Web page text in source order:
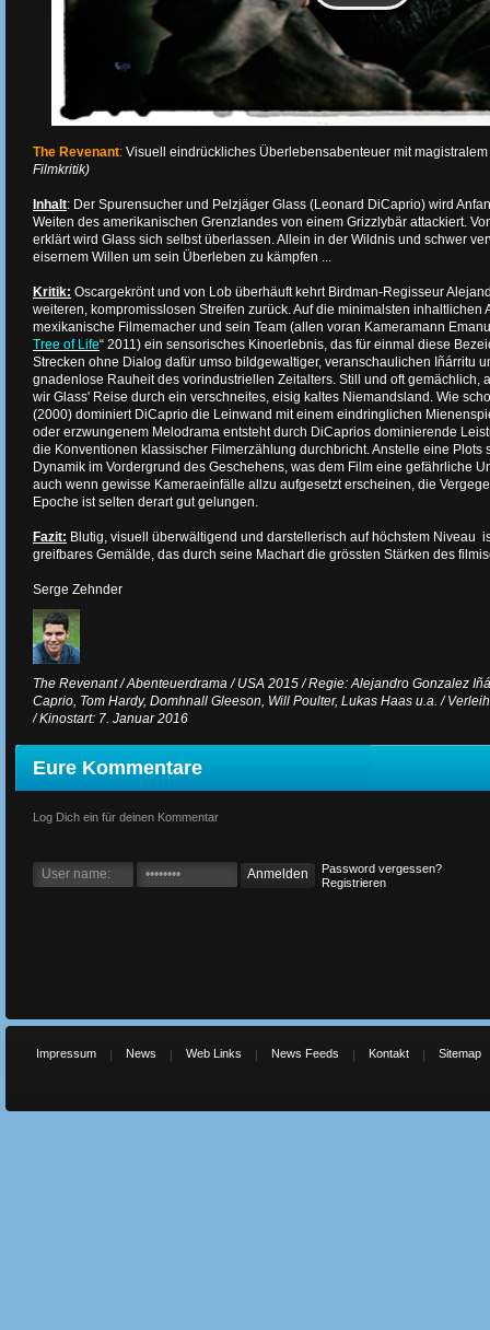
The Revenant: Visuell eindrückliches Überlebensabenteuer mit
Filmkritik)
Inhalt: Der Spurensucher und Pelzjäger Glass (Leonard DiCaprio) wird
Weiten des amerikanischen Grenzlandes von einem Grizzlybär attackiert.
erklärt wird Glass sich selbst überlassen. Allein in der Wildnis und schwer
eisernem Willen um sein Überleben zu kämpfen ...
Kritik: Oscargekrönt und von Lob überhäuft kehrt Birdman-Regisseur
weiteren, kompromisslosen Streifen zurück. Auf die minimalsten inhaltlichen
mexikanische Filmemacher und sein Team (allen voran Kameramann
Tree of Life“ 2011) ein sensorisches Kinoerlebnis, das für einmal diese
Strecken ohne Dialog dafür umso bildgewaltiger, veranschaulichen Iñárritu
gnadenlose Rauheit des vorindustriellen Zeitalters. Still und oft gemächlich,
wir Glass' Reise durch ein verschneites, eisig kaltes Niemandsland. Wie
(2000) dominiert DiCaprio die Leinwand mit einem eindringlichen
oder erzwungenem Melodrama entsteht durch DiCaprios dominierende
die Konventionen klassischer Filmerzählung durchbricht. Anstelle eine Plots
Dynamik im Vordergrund des Geschehens, was dem Film eine gefährliche
auch wenn gewisse Kameraeinfälle allzu aufgesetzt erscheinen, die
Epoche ist selten derart gut gelungen.
Fazit: Blutig, visuell überwältigend und darstellerisch auf höchstem Niveau
greifbares Gemälde, das durch seine Machart die grössten Stärken des
Serge Zehnder
The Revenant / Abenteuerdrama / USA 2015 / Regie: Alejandro Gonzalez
Caprio, Tom Hardy, Domhnall Gleeson, Will Poulter, Lukas Haas u.a. /
/ Kinostart: 7. Januar 2016
Eure Kommentare
Log Dich ein für deinen Kommentar
Password vergessen?
Registrieren
Impressum News Web Links News Feeds Kontakt Sitemap